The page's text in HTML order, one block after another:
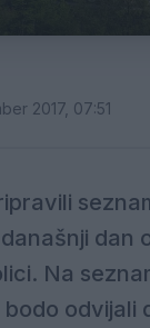
2017, 07:51
dan
Na
odvijali